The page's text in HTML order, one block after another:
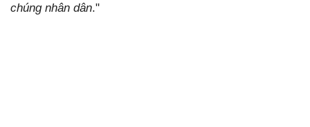
chúng nhân dân."